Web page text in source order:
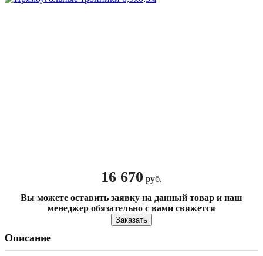
16 670 руб.
Вы можете оставить заявку на данный товар и наш
менеджер обязательно с вами свяжется
Заказать
Описание